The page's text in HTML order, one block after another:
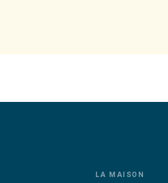
LA MAISON